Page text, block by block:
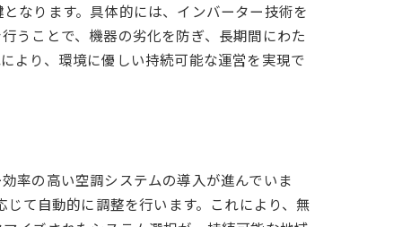
なります。具体的には、インバーター技術を
うことで、機器の劣化を防ぎ、長期間にわた
より、環境に優しい持続可能な運営を実現で
率の高い空調システムの導入が進んでいま
て自動的に調整を行います。これにより、無